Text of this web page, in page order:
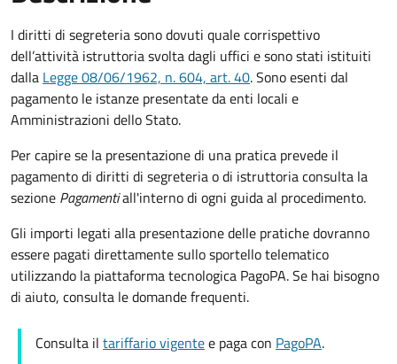
I diritti di segreteria sono dovuti quale corrispettivo
dell’attività istruttoria svolta dagli uffici e sono stati istituiti
dalla Legge 08/06/1962, n. 604, art. 40. Sono esenti dal
pagamento le istanze presentate da enti locali e
Amministrazioni dello Stato.
Per capire se la presentazione di una pratica prevede il
pagamento di diritti di segreteria o di istruttoria consulta la
sezione Pagamentiall'interno di ogni guida al procedimento.
Gli importi legati alla presentazione delle pratiche dovranno
essere pagati direttamente sullo sportello telematico
utilizzando la piattaforma tecnologica PagoPA. Se hai bisogno
di aiuto, consulta le domande frequenti.
Consulta il tariffario vigentee paga con PagoPA.